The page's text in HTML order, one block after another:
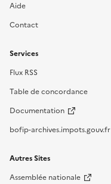
Aide
Contact
Services
Flux RSS
Table de concordance
Documentation
bofip-archives.impots.gouv.fr
Autres Sites
Assemblée nationale